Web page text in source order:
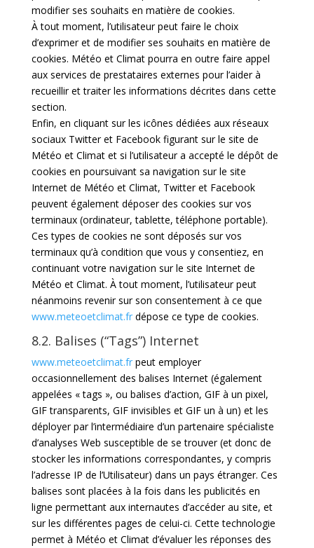
modifier ses souhaits en matière de cookies.
À tout moment, l’utilisateur peut faire le choix
d’exprimer et de modifier ses souhaits en matière de
cookies. Météo et Climat pourra en outre faire appel
aux services de prestataires externes pour l’aider à
recueillir et traiter les informations décrites dans cette
section.
Enfin, en cliquant sur les icônes dédiées aux réseaux
sociaux Twitter et Facebook figurant sur le site de
Météo et Climat et si l’utilisateur a accepté le dépôt de
cookies en poursuivant sa navigation sur le site
Internet de Météo et Climat, Twitter et Facebook
peuvent également déposer des cookies sur vos
terminaux (ordinateur, tablette, téléphone portable).
Ces types de cookies ne sont déposés sur vos
terminaux qu’à condition que vous y consentiez, en
continuant votre navigation sur le site Internet de
Météo et Climat. À tout moment, l’utilisateur peut
néanmoins revenir sur son consentement à ce que
www.meteoetclimat.frdépose ce type de cookies.
8.2. Balises (“Tags”) Internet
www.meteoetclimat.frpeut employer
occasionnellement des balises Internet (également
appelées « tags », ou balises d’action, GIF à un pixel,
GIF transparents, GIF invisibles et GIF un à un) et les
déployer par l’intermédiaire d’un partenaire spécialiste
d’analyses Web susceptible de se trouver (et donc de
stocker les informations correspondantes, y compris
l’adresse IP de l’Utilisateur) dans un pays étranger. Ces
balises sont placées à la fois dans les publicités en
ligne permettant aux internautes d’accéder au site, et
sur les différentes pages de celui-ci. Cette technologie
permet à Météo et Climat d’évaluer les réponses des